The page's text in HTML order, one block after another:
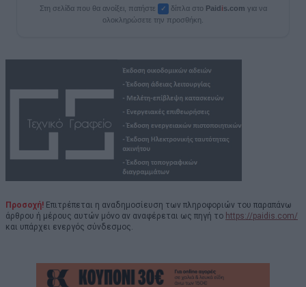
Στη σελίδα που θα ανοίξει, πατήστε ✓ δίπλα στο Paidis.com για να
ολοκληρώσετε την προσθήκη.
Προσοχή! Επιτρέπεται η αναδημοσίευση των πληροφοριών του παραπάνω
άρθρου ή μέρους αυτών μόνο αν αναφέρεται ως πηγή το https://paidis.com/
και υπάρχει ενεργός σύνδεσμος.